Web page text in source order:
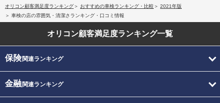
オリコン顧客満足度ランキング おすすめの車検ランキング・比較
2021年版
車検の店の雰囲気・清潔さランキング・口コミ情報
オリコン顧客満足度ランキング一覧
保険関連ランキング
金融関連ランキング